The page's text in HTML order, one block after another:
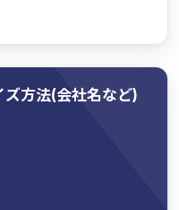
方法(会社名など)